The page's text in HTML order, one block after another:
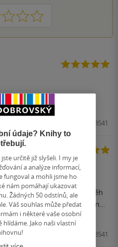
4 5
Kniha, Fragment, 2012, 9788025313541
- takže si ji určitě
která má zajímavý příběh
mi jak jsou krásně popsáný
Fragment, 2012, 9788025313541
údaje? Knihy to
určitě již slyšeli. I my je
a analýze informací,
fungoval a mohli jsme ho
nám pomáhají ukazovat
Žádných 50 odstínů, ale
Váš souhlas může předat
i některé vaše osobní
hlídáme. Jako naši vlastní